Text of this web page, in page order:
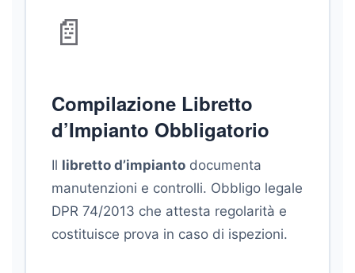
📄
Compilazione Libretto
d’Impianto Obbligatorio
Il libretto d’impianto documenta
manutenzioni e controlli. Obbligo legale
DPR 74/2013 che attesta regolarità e
costituisce prova in caso di ispezioni.